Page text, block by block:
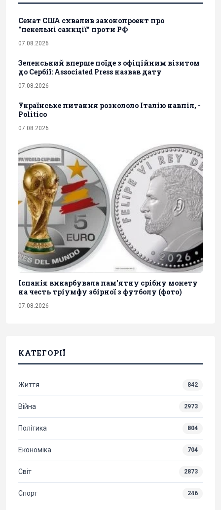
Сенат США схвалив законопроект про
"пекельні санкції" проти РФ
07.08.2026
Зеленський вперше поїде з офіційним візитом
до Сербії: Associated Press назвав дату
07.08.2026
Українське питання розкололо Італію навпіл, -
Politico
07.08.2026
Іспанія викарбувала пам'ятну срібну монету
на честь тріумфу збірної з футболу (фото)
07.08.2026
КАТЕГОРІЇ
Життя 842
Війна 2973
Політика 804
Економіка 704
Світ 2873
Спорт 246